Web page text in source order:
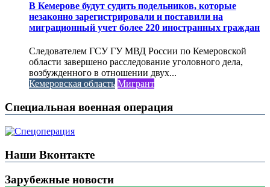
В Кемерове будут судить подельников, которые
незаконно зарегистрировали и поставили на
миграционный учет более 220 иностранных граждан
Следователем ГСУ ГУ МВД России по Кемеровской
области завершено расследование уголовного дела,
возбужденного в отношении двух...
Кемеровская область Мигрант
Специальная военная операция
Наши Вконтакте
Зарубежные новости